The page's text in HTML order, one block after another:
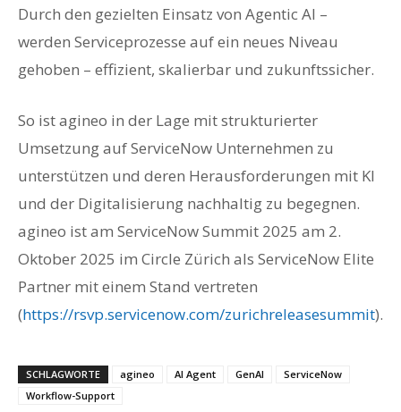
Durch den gezielten Einsatz von Agentic AI –
werden Serviceprozesse auf ein neues Niveau
gehoben – effizient, skalierbar und zukunftssicher.
So ist agineo in der Lage mit strukturierter
Umsetzung auf ServiceNow Unternehmen zu
unterstützen und deren Herausforderungen mit KI
und der Digitalisierung nachhaltig zu begegnen.
agineo ist am ServiceNow Summit 2025 am 2.
Oktober 2025 im Circle Zürich als ServiceNow Elite
Partner mit einem Stand vertreten
(https://rsvp.servicenow.com/zurichreleasesummit).
SCHLAGWORTE agineo AI Agent GenAI
ServiceNow
Workflow-Support